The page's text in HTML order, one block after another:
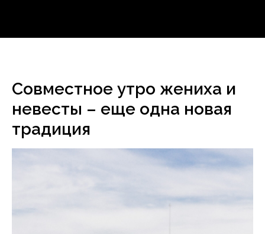
Совместное утро жениха и
невесты – еще одна новая
традиция